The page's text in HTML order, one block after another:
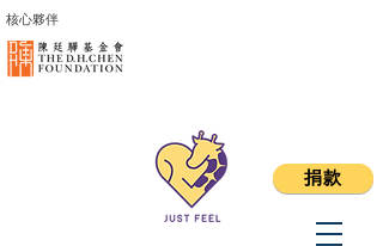
捐款
核心夥伴